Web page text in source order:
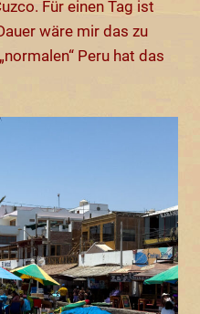
Für einen Tag ist
wäre mir das zu
Peru hat das